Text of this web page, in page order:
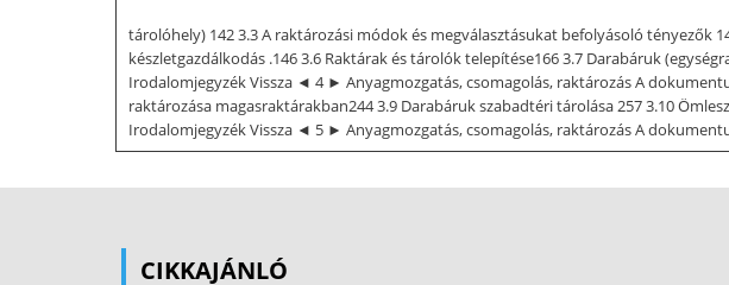
tárolóhely) 142 3.3 A raktározási módok és megválasztásukat befolyásoló tényezők
készletgazdálkodás .146 3.6 Raktárak és tárolók telepítése166 3.7 Darabáruk
Irodalomjegyzék Vissza ◄ 4 ► Anyagmozgatás, csomagolás, raktározás A
raktározása magasraktárakban244 3.9 Darabáruk szabadtéri tárolása 257 3.10
Irodalomjegyzék Vissza ◄ 5 ► Anyagmozgatás, csomagolás, raktározás A
fogyasztóhoz. Ahhoz, hogy ez a termék racionálisan kezelhető legyen, figyelembe
károsíthatja. Ezek ellen általában csomagolástechnikai módszerekkel kell
CIKKAJÁNLÓ